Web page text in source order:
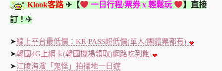
Klook客路✈【 一日行程/票券 x 輕鬆玩
】直接
訂！✈
➤線上平台最低價：KR PASS超低價(單人/團體票都有)
➤韓國4G上網卡(韓國機場領取)網路吃到飽
➤江陵海濱「鬼怪」拍攝地一日遊